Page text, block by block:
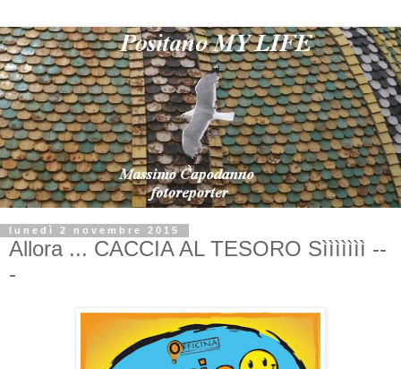
lunedì 2 novembre 2015
Allora ... CACCIA AL TESORO Sììììììì --
-